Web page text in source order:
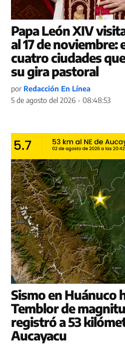
Papa León XIV
al 17 de noviembre:
cuatro ciudades
su gira pastoral
por Redacción En Línea
5 de agosto del 2026 - 08:48:53
Sismo en Huánuco
Temblor de
registró a 53
Aucayacu